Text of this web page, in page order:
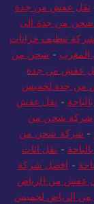
نقل عفش من جدة
من جدة الى
شركة تنظيف خزانات
- شحن من
عفش من جدة
من جدة لخميس
- نقل عفش
شركة شحن من
- شركة شحن من
- نقل اثاث
- افضل شركة
عفش من الرياض
الرياض لخميس